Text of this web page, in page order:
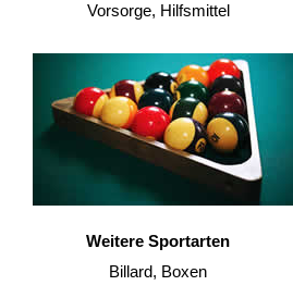
Vorsorge, Hilfsmittel
Weitere Sportarten
Billard, Boxen